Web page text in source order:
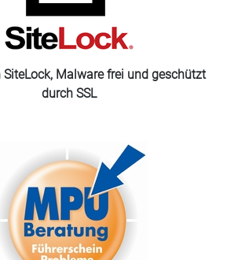
SiteLock, Malware frei und geschützt
durch SSL